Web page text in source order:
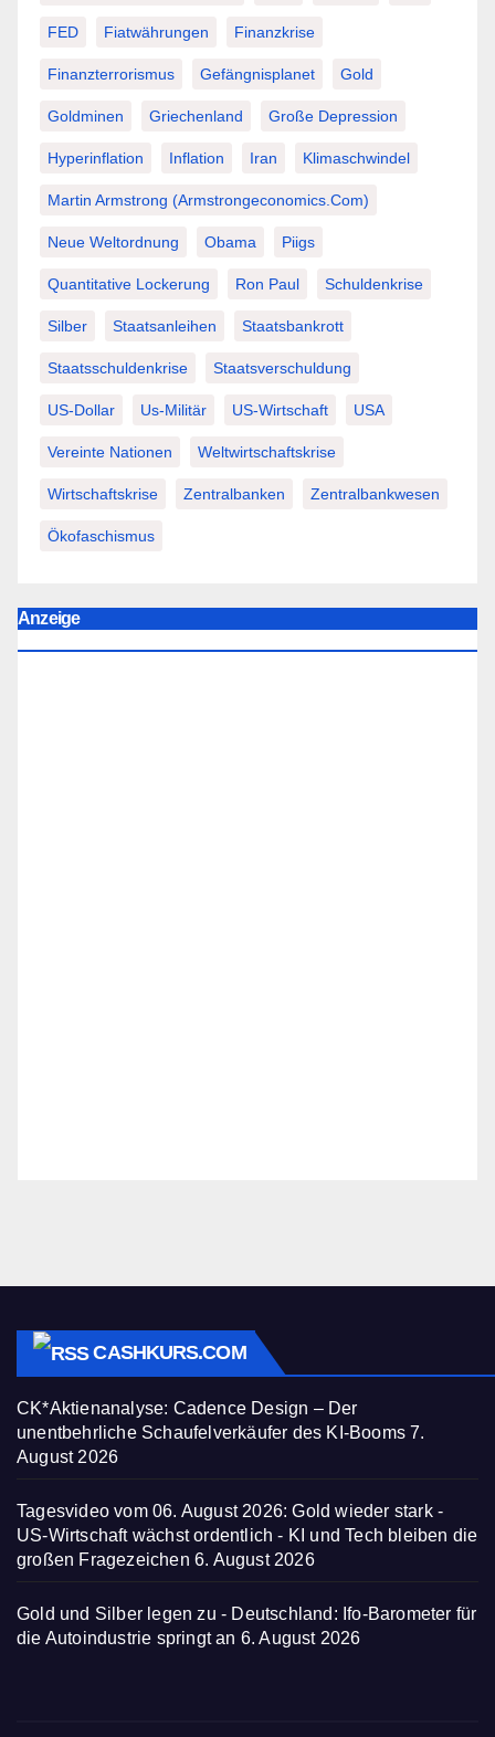
FED Fiatwährungen Finanzkrise
Finanzterrorismus Gefängnisplanet Gold
Goldminen Griechenland Große Depression
Hyperinflation Inflation Iran Klimaschwindel
Martin Armstrong (Armstrongeconomics.com)
Neue Weltordnung Obama Piigs
Quantitative Lockerung Ron Paul Schuldenkrise
Silber Staatsanleihen Staatsbankrott
Staatsschuldenkrise Staatsverschuldung
US-Dollar Us-Militär US-Wirtschaft USA
Vereinte Nationen Weltwirtschaftskrise
Wirtschaftskrise Zentralbanken Zentralbankwesen
Ökofaschismus
Anzeige
CASHKURS.COM
CK*Aktienanalyse: Cadence Design – Der
unentbehrliche Schaufelverkäufer des KI-Booms 7.
August 2026
Tagesvideo vom 06. August 2026: Gold wieder stark -
US-Wirtschaft wächst ordentlich - KI und Tech bleiben die
großen Fragezeichen 6. August 2026
Gold und Silber legen zu - Deutschland: Ifo-Barometer für
die Autoindustrie springt an 6. August 2026